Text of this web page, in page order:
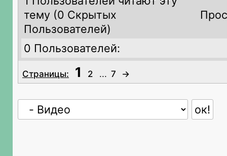
тему (0 Скрытых
Пользователей)
0 Пользователей:
Страницы: 1 2 ... 7 →